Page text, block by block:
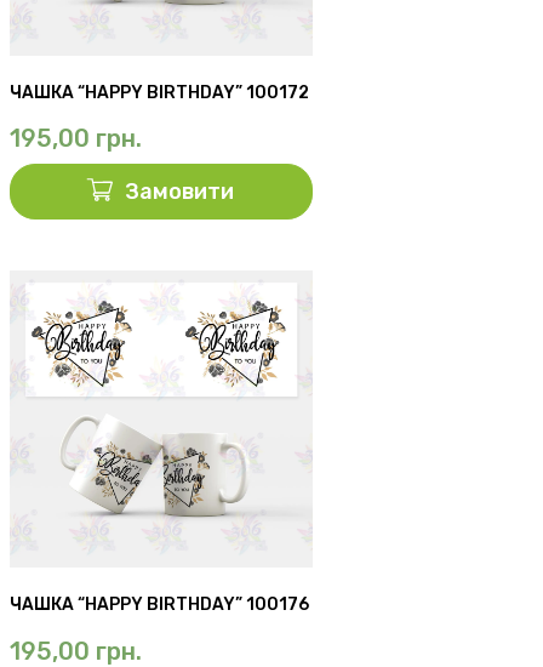
ЧАШКА “HAPPY BIRTHDAY” 100172
195,00 грн.
Замовити
ЧАШКА “HAPPY BIRTHDAY” 100176
195,00 грн.